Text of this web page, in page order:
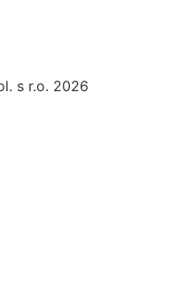
s r.o. 2026